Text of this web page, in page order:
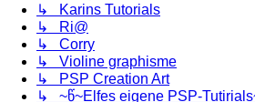
↳ Karins Tutorials
↳ Ri@
↳ Corry
↳ Violine graphisme
↳ PSP Creation Art
↳ ~წ~Elfes eigene PSP-